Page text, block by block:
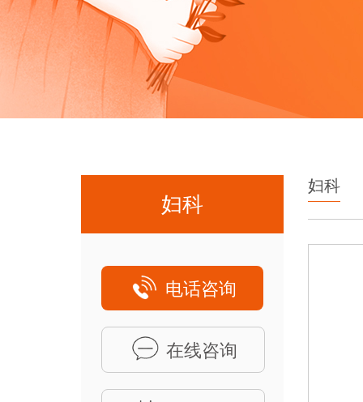
妇科
电话咨询
在线咨询
妇科